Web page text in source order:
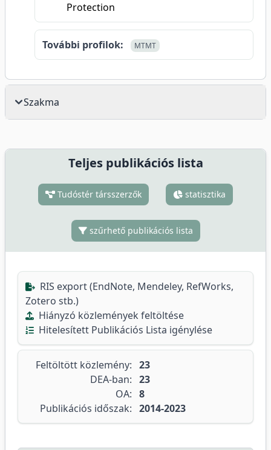
Protection
További profilok: MTMT
Szakma
Teljes publikációs lista
Tudóstér társszerzők statisztika
szűrhető publikációs lista
RIS export (EndNote, Mendeley, RefWorks,
Zotero stb.)
Hiányzó közlemények feltöltése
Hitelesített Publikációs Lista igénylése
Feltöltött közlemény: 23
DEA-ban: 23
OA: 8
Publikációs időszak: 2014-2023